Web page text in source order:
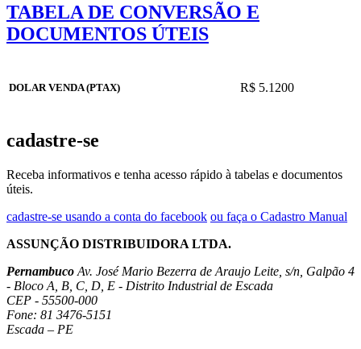
TABELA DE CONVERSÃO E
DOCUMENTOS ÚTEIS
DOLAR VENDA (PTAX) R$ 5.1200
cadastre-se
Receba informativos e tenha acesso rápido à tabelas e documentos
úteis.
cadastre-se usando a conta do facebook ou faça o Cadastro Manual
ASSUNÇÃO DISTRIBUIDORA LTDA.
Pernambuco Av. José Mario Bezerra de Araujo Leite, s/n, Galpão 4
- Bloco A, B, C, D, E - Distrito Industrial de Escada
CEP - 55500-000
Fone: 81 3476-5151
Escada – PE